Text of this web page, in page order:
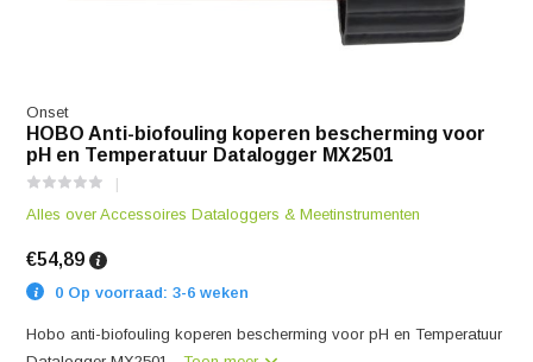
Onset
HOBO Anti-biofouling koperen bescherming voor
pH en Temperatuur Datalogger MX2501
Alles over Accessoires Dataloggers & Meetinstrumenten
€54,89
0 Op voorraad: 3-6 weken
Hobo anti-biofouling koperen bescherming voor pH en Temperatuur